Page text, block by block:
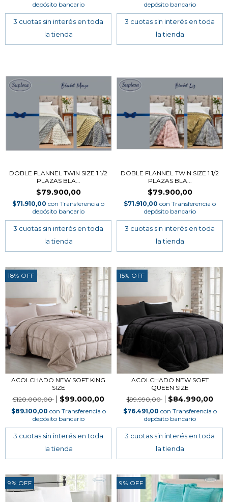
depósito bancario
depósito bancario
DOBLE FLANNEL TWIN SIZE 1 1/2
PLAZAS BLA...
$79.900,00
$71.910,00 con Transferencia o
depósito bancario
DOBLE FLANNEL TWIN SIZE 1 1/2
PLAZAS BLA...
$79.900,00
$71.910,00 con Transferencia o
depósito bancario
18% OFF
ACOLCHADO NEW SOFT KING
SIZE
$120.000,00
$99.000,00
$89.100,00 con Transferencia o
depósito bancario
15% OFF
ACOLCHADO NEW SOFT
QUEEN SIZE
$99.990,00
$84.990,00
$76.491,00 con Transferencia o
depósito bancario
9% OFF 9% OFF